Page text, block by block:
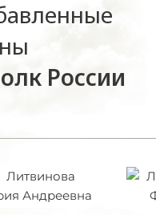
России